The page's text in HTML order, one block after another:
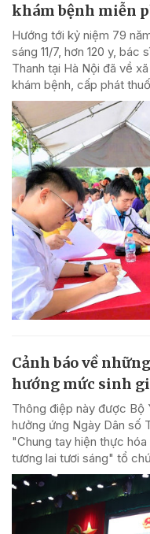
khám bệnh miễn
Hướng tới kỷ niệm 79
sáng 11/7, hơn 120 y,
Thanh tại Hà Nội đã về
khám bệnh, cấp phát
Cảnh báo về
hướng mức sinh
Thông điệp này được Bộ
hưởng ứng Ngày Dân số
"Chung tay hiện thực
tương lai tươi sáng" tổ